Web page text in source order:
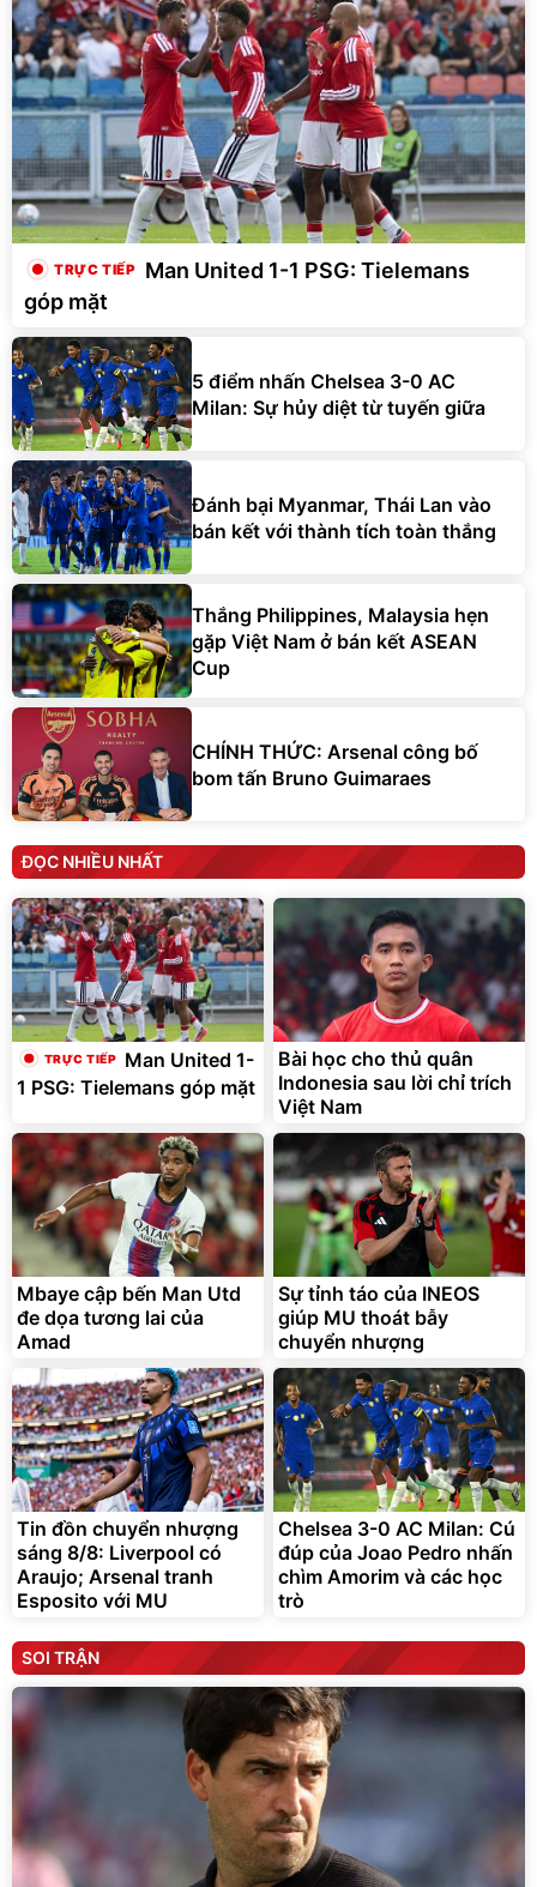
Man United 1-1 PSG: Tielemans
góp mặt
5 điểm nhấn Chelsea 3-0 AC
Milan: Sự hủy diệt từ tuyến giữa
Đánh bại Myanmar, Thái Lan vào
bán kết với thành tích toàn thắng
Thắng Philippines, Malaysia hẹn
gặp Việt Nam ở bán kết ASEAN
Cup
CHÍNH THỨC: Arsenal công bố
bom tấn Bruno Guimaraes
ĐỌC NHIỀU NHẤT
Man United 1-
1 PSG: Tielemans góp mặt
Bài học cho thủ quân
Indonesia sau lời chỉ trích
Việt Nam
Mbaye cập bến Man Utd
đe dọa tương lai của
Amad
Sự tỉnh táo của INEOS
giúp MU thoát bẫy
chuyển nhượng
Tin đồn chuyển nhượng
sáng 8/8: Liverpool có
Araujo; Arsenal tranh
Esposito với MU
Chelsea 3-0 AC Milan: Cú
đúp của Joao Pedro nhấn
chìm Amorim và các học
trò
SOI TRẬN